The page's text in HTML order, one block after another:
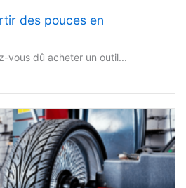
des pouces en
vous dû acheter un outil...